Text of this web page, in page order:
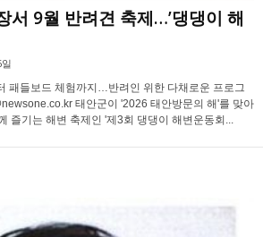
서 9월 반려견 축제…’댕댕이 해
패들보드 체험까지…반려인 위한 다채로운 프로그
태안군이 '2026 태안방문의 해'를 맞아
즐기는 해변 축제인 '제3회 댕댕이 해변운동회...